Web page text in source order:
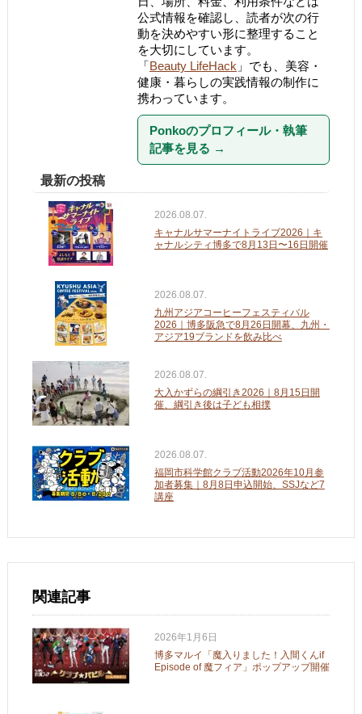
公式情報を確認し、読者が次の行
動を決めやすい形に整理すること
を大切にしています。
「Beauty LifeHack 」でも、美容・
健康・暮らしの実践情報の制作に
携わっています。
Ponkoのプロフィール・執筆
記事を見る →
最新の投稿
2026.08.07.
キャナルサマーナイトライブ2026｜キ
ャナルシティ博多で8月13日〜16日開催
2026.08.07.
九州アジアコーヒーフェスティバル
2026｜博多阪急で8月26日開幕、九州・
アジア19ブランドを飲み比べ
2026.08.07.
大入かずらの綱引き2026｜8月15日開
催、綱引き後は子ども相撲
2026.08.07.
福岡市科学館クラブ活動2026年10月参
加者募集｜8月8日申込開始、SSJなど7
講座
関連記事
2026年1月6日
博多マルイ「魔入りました！入間くんif
Episode of 魔フィア」ポップアップ開催